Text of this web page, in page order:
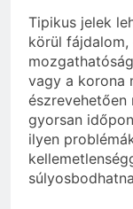
Tipikus jelek
körül fájdalom,
vagy a korona
észrevehetően
gyorsan
ilyen